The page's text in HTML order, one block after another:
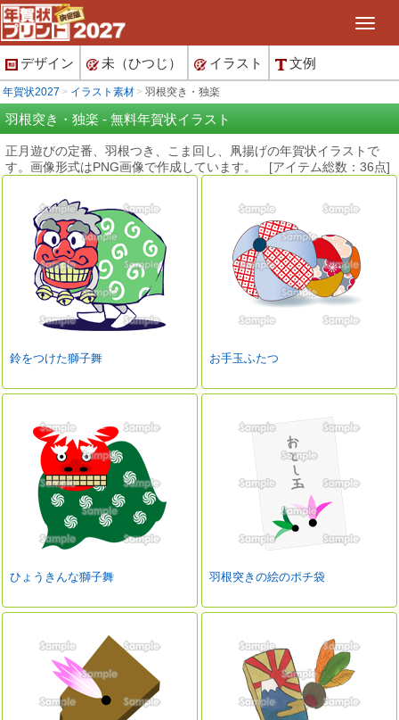
デザイン 未（ひつじ） イラスト 文例
年賀状2027 イラスト素材 羽根突き・独楽
羽根突き・独楽 - 無料年賀状イラスト
正月遊びの定番、羽根つき、こま回し、凧揚げの年賀状イラストで
す。画像形式はPNG画像で作成しています。 [アイテム総数：36点]
鈴をつけた獅子舞 お手玉ふたつ
ひょうきんな獅子舞 羽根突きの絵のポチ袋